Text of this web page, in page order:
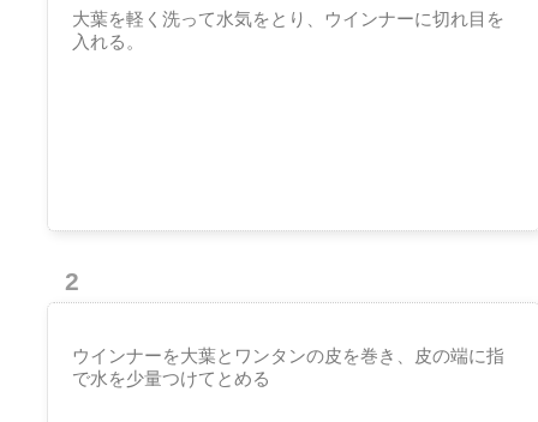
大葉を軽く洗って水気をとり、ウインナーに切れ目を
入れる。
2
ウインナーを大葉とワンタンの皮を巻き、皮の端に指
で水を少量つけてとめる